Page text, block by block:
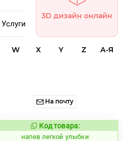
Услуги
3D дизайн онлайн
W X Y Z А-Я
На почту
Код товара:
1083736 Код товара:
напев легкой улыбки